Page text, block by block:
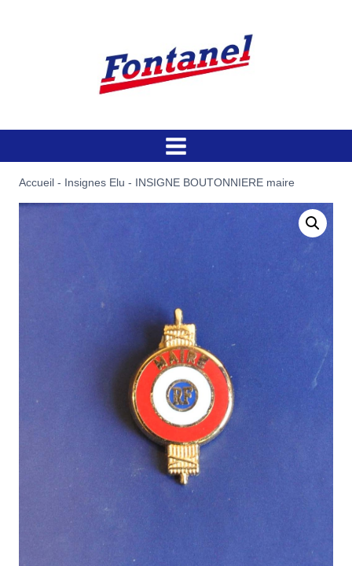
Accueil - Insignes Elu - INSIGNE BOUTONNIERE maire